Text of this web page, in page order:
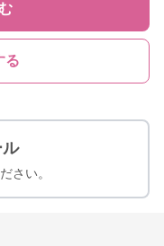
る
さい。